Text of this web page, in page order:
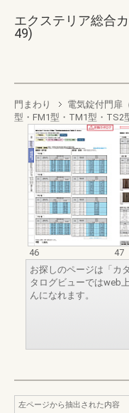
エクステリア総合
49)
門まわり 電気錠付門扉
型・FM1型・TM1型・TS2
46
47
お探しのページは「カ
タログビューではweb
んになれます。
左ページから抽出された内容